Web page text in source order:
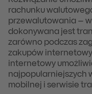
rachunku
przewalutowania –
dokonywana jest
zarówno podczas
zakupów
internetowy
najpopularniejszych
mobilnej i serwisie